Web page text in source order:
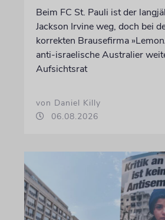
Beim FC St. Pauli ist der
Jackson Irvine weg, doch bei
korrekten Brausefirma
anti-israelische Australier
Aufsichtsrat
von Daniel Killy
06.08.2026